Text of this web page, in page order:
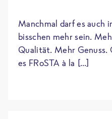
Manchmal darf es auch
bisschen mehr sein.
Qualität. Mehr Genuss.
es FRoSTA à la […]